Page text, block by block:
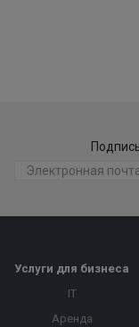
Услуги для бизнеса
IT
Аренда